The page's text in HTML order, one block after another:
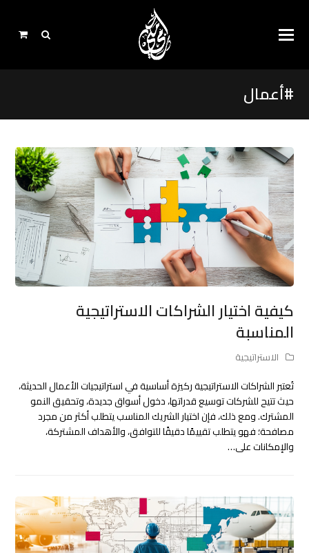
#أعمال
كيفية اختيار الشراكات الاستراتيجية
المناسبة
الاستراتيجية
تُعتبر الشراكات الاستراتيجية ركيزة أساسية في استراتيجيات الأعمال الحديثة،
حيث تتيح للشركات توسيع قدراتها، دخول أسواق جديدة، وتحقيق النمو
المشترك. ومع ذلك، فإن اختيار الشريك المناسب يتطلب أكثر من مجرد
مصافحة؛ فهو يتطلب تقييمًا دقيقًا للتوافق، والأهداف المشتركة،
والإمكانات على…